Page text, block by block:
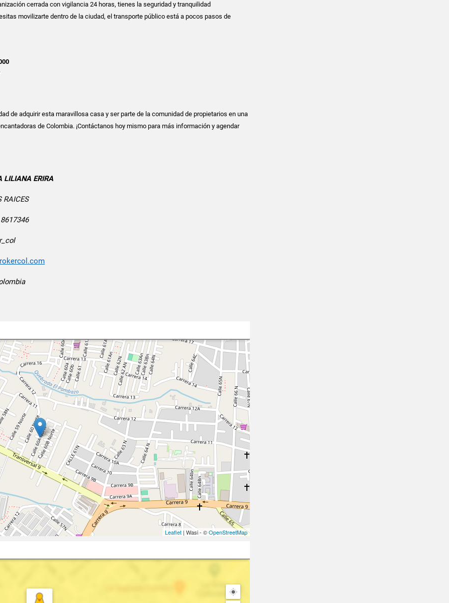
cerrada con vigilancia 24 horas, tienes la seguridad y tranquilidad
movilizarte dentro de la ciudad, el transporte público está a pocos pasos de
de adquirir esta maravillosa casa y ser parte de la comunidad de propietarios en una
de Colombia. ¡Contáctanos hoy mismo para más información y agendar
LILIANA ERIRA
RAICES
Leaflet| Wasi - ©OpenStreetMap